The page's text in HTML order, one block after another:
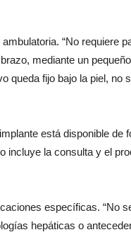
“No requiere
mediante un
queda fijo bajo la piel, no
está disponible de
incluye la consulta y el
específicas. “No
hepáticas o